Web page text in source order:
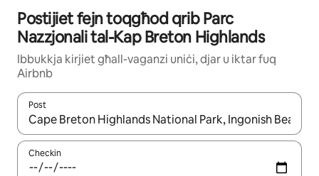
Postijiet fejn toqgħod qrib Parc
Nazzjonali tal-Kap Breton Highlands
Ibbukkja kirjiet għall-vaganzi uniċi, djar u iktar fuq
Airbnb
Post
Meta r-riżultati jkunu disponibbli, tista' tmur minn riżultat
Checkin